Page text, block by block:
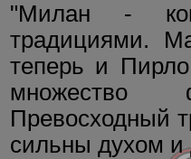
"Милан -
традициями.
теперь и
множество
Превосходный
сильны духом